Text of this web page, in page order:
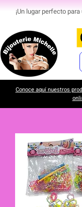
¡Un lugar perfecto
Conoce aquí nuestros